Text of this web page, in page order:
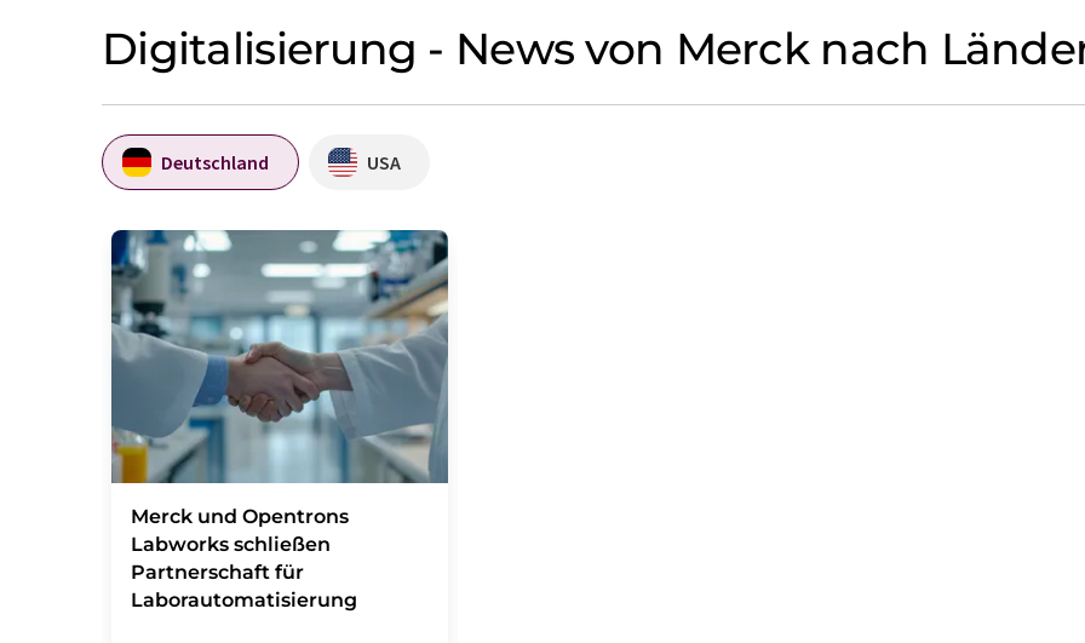
Digitalisierung - News von Merck nach
Deutschland USA
Merck und Opentrons
Labworks schließen
Partnerschaft für
Laborautomatisierung